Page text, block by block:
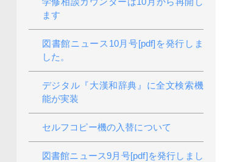
ます
図書館ニュース10月号[pdf]を発行しま
した。
デジタル『大漢和辞典』に全文検索機
能が実装
セルフコピー機の入替について
図書館ニュース9月号[pdf]を発行しまし